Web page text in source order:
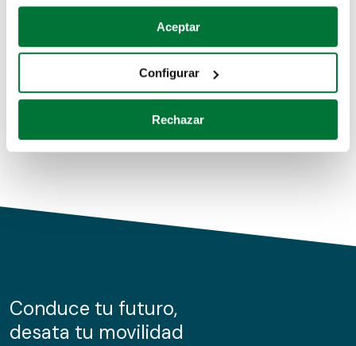
Si lo permite, también quisiéramos:
Recopilar información sobre su ubicación geográfica
Identificar su dispositivo analizándolo activamente
para buscar características específicas (huellas
Obtenga más información sobre cómo se procesan sus
de cookies.
información sobre el uso que haga del sitio web con
nuestros partners de redes sociales, publicidad y análisis
Aceptar
Configurar
Rechazar
Coches de segunda mano
Coches de km0
Conduce tu futuro,
desata tu movilidad